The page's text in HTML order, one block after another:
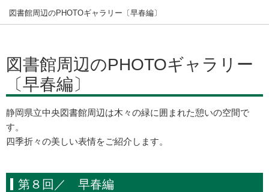
図書館周辺のPHOTOギャラリー〔早春編〕
図書館周辺のPHOTOギャラリー
〔早春編〕
静岡県立中央図書館周辺は木々の緑に囲まれた憩いの空間で
す。
四季折々の美しい表情をご紹介します。
第８回／ 早春編